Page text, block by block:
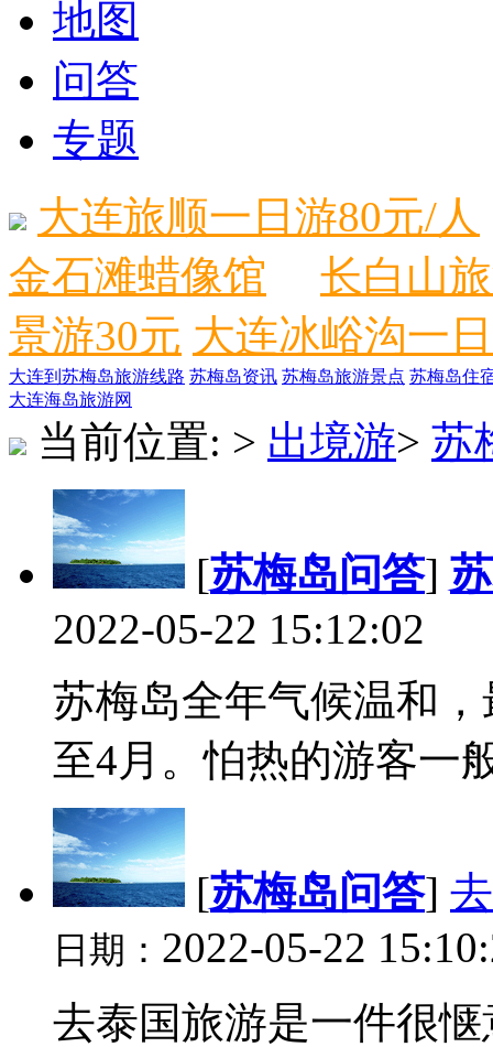
地图
问答
专题
大连旅顺一日游80元/人
金石滩蜡像馆
长白山
景游30元 大连冰峪沟一
大连到苏梅岛旅游线路 苏梅岛资讯 苏梅岛旅游景点 苏梅岛住
大连海岛旅游网
当前位置: > 出境游> 苏
[苏梅岛问答]
2022-05-22 15:12:02
苏梅岛全年气候温和
至4月。怕热的游客一
[苏梅岛问答]
日期： 2022-05-22
去泰国旅游是一件很